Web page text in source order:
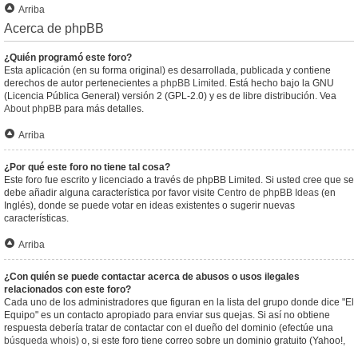
Arriba
Acerca de phpBB
¿Quién programó este foro?
Esta aplicación (en su forma original) es desarrollada, publicada y contiene
derechos de autor pertenecientes a phpBB Limited . Está hecho bajo la GNU
(Licencia Pública General) versión 2 (GPL-2.0) y es de libre distribución. Vea
About phpBB para más detalles.
Arriba
¿Por qué este foro no tiene tal cosa?
Este foro fue escrito y licenciado a través de phpBB Limited. Si usted cree que se
debe añadir alguna característica por favor visite Centro de phpBB Ideas (en
Inglés), donde se puede votar en ideas existentes o sugerir nuevas
características.
Arriba
¿Con quién se puede contactar acerca de abusos o usos ilegales
relacionados con este foro?
Cada uno de los administradores que figuran en la lista del grupo donde dice "El
Equipo" es un contacto apropiado para enviar sus quejas. Si así no obtiene
respuesta debería tratar de contactar con el dueño del dominio (efectúe una
búsqueda whois) o, si este foro tiene correo sobre un dominio gratuito (Yahoo!,